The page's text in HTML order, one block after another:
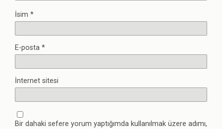
İsim *
E-posta *
İnternet sitesi
Bir dahaki sefere yorum yaptığımda kullanılmak üzere adımı,